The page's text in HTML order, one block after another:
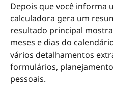
Depois que você informa
calculadora gera um
resultado principal
meses e dias do
vários detalhamentos
formulários,
pessoais.